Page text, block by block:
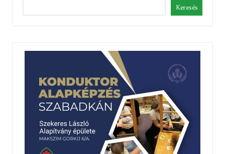
Keresés